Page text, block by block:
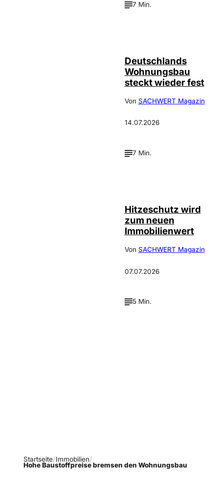
7 Min.
Deutschlands
Wohnungsbau
steckt wieder fest
Von SACHWERT Magazin
14.07.2026
7 Min.
Hitzeschutz wird
zum neuen
Immobilienwert
Von SACHWERT Magazin
07.07.2026
5 Min.
Startseite Immobilien
Hohe Baustoffpreise bremsen den Wohnungsbau